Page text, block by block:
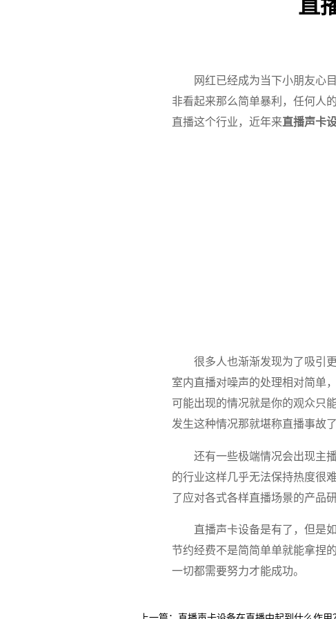
直
网红已经成为当下小朋友心
非看起来那么简单暴利，任何人
直播这个行业，近年来直播声卡
很多人也渐渐发现为了吸引
室内直播对噪声的处理相对简单
可能出现的情况就是你的观众只
发生这种情况那就堪称直播事故了
还有一些极端情况会出现主
的行业这样几乎无法保持热度很
了应对各式各样直播场景的产品研
直播声卡设备是有了，但是
节约经费不是简简单单就能拿捏
一切都需要努力才能成功。